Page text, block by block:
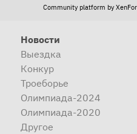
Community platform by
Новости
Выездка
Конкур
Троеборье
Олимпиада-2024
Олимпиада-2020
Другое